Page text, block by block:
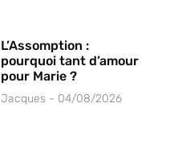
L’Assomption :
pourquoi tant d’amour
pour Marie ?
Jacques 04/08/2026